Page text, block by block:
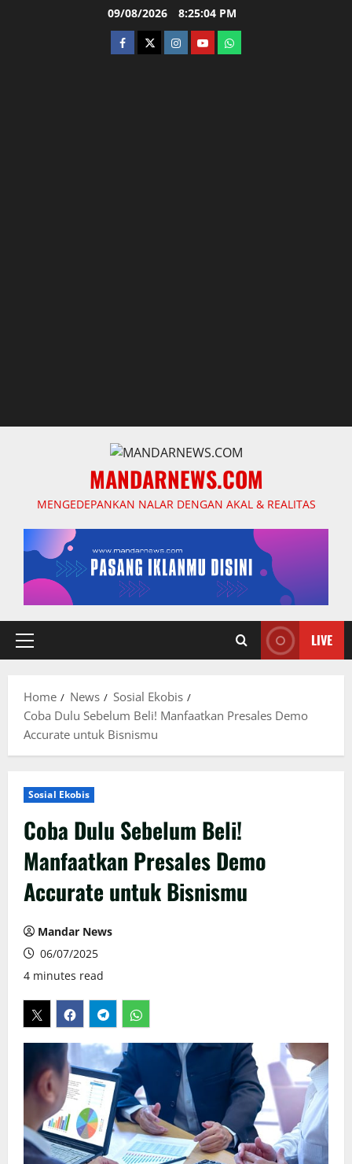
09/08/2026 8:25:05 PM
facebooktwitterinstagram.com
youtubewhatsapp
MANDARNEWS.COM
MENGEDEPANKAN NALAR DENGAN AKAL & REALITAS
Primary
LIVE
Home News
Sosial Ekobis
Coba Dulu Sebelum Beli! Manfaatkan Presales Demo
Accurate untuk Bisnismu
Sosial Ekobis
Coba Dulu Sebelum Beli!
Manfaatkan Presales Demo
Accurate untuk Bisnismu
Mandar News
06/07/2025
4 minutes read